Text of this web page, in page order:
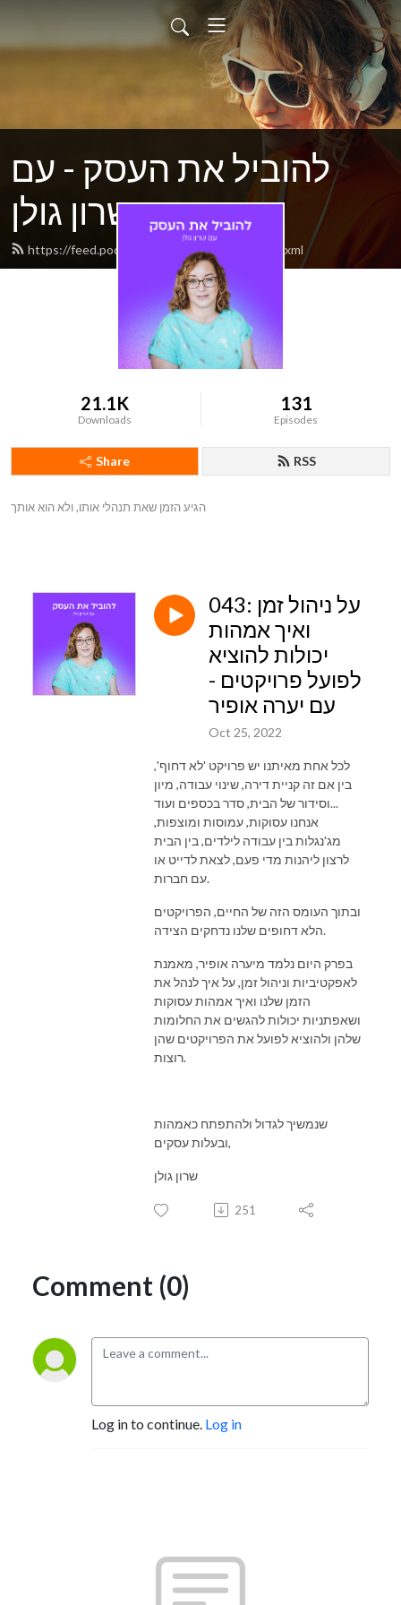
להוביל את העסק - עם
שרון גולן
https://feed.podbean.com/sharondvirgo/feed.xml
21.1K
Downloads
131
Episodes
Share RSS
הגיע הזמן שאת תנהלי אותו, ולא הוא אותך
043: על ניהול זמן
ואיך אמהות
יכולות להוציא
לפועל פרויקטים -
עם יערה אופיר
Oct 25, 2022
לכל אחת מאיתנו יש פרויקט 'לא דחוף',
בין אם זה קניית דירה, שינוי עבודה, מיון
וסידור של הבית, סדר בכספים ועוד...
אנחנו עסוקות, עמוסות ומוצפות,
מג'נגלות בין עבודה לילדים, בין הבית
לרצון ליהנות מדי פעם, לצאת לדייט או
עם חברות.
ובתוך העומס הזה של החיים, הפרויקטים
הלא דחופים שלנו נדחקים הצידה.
בפרק היום נלמד מיערה אופיר, מאמנת
לאפקטיביות וניהול זמן, על איך לנהל את
הזמן שלנו ואיך אמהות עסוקות
ושאפתניות יכולות להגשים את החלומות
שלהן ולהוציא לפועל את הפרויקטים שהן
רוצות.
שנמשיך לגדול ולהתפתח כאמהות
ובעלות עסקים,
שרון גולן
251
Comment (0)
Log in to continue. Log in